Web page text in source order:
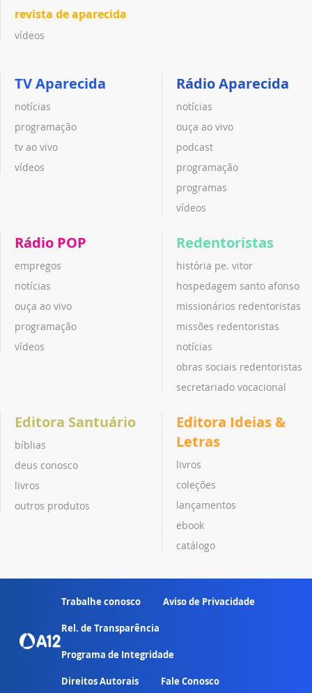
revista de aparecida
vídeos
TV Aparecida
notícias
programação
tv ao vivo
vídeos
Rádio Aparecida
notícias
ouça ao vivo
podcast
programação
programas
vídeos
Rádio POP
empregos
notícias
ouça ao vivo
programação
vídeos
Redentoristas
história pe. vitor
hospedagem santo afonso
missionários redentoristas
missões redentoristas
notícias
obras sociais redentoristas
secretariado vocacional
Editora Santuário
bíblias
deus conosco
livros
outros produtos
Editora Ideias &
Letras
livros
coleções
lançamentos
ebook
catálogo
Trabalhe conosco Aviso de Privacidade
Rel. de Transparência
Programa de Integridade
Direitos Autorais Fale Conosco